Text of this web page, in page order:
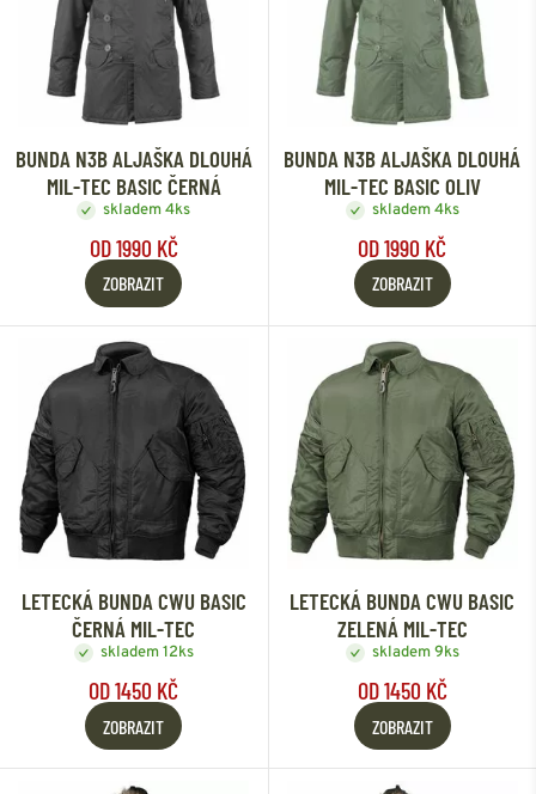
BUNDA N3B ALJAŠKA DLOUHÁ
MIL-TEC BASIC ČERNÁ
skladem 4ks
OD 1990 KČ
ZOBRAZIT
BUNDA N3B ALJAŠKA DLOUHÁ
MIL-TEC BASIC OLIV
skladem 4ks
OD 1990 KČ
ZOBRAZIT
LETECKÁ BUNDA CWU BASIC
ČERNÁ MIL-TEC
skladem 12ks
OD 1450 KČ
ZOBRAZIT
LETECKÁ BUNDA CWU BASIC
ZELENÁ MIL-TEC
skladem 9ks
OD 1450 KČ
ZOBRAZIT